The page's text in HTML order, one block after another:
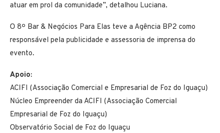
atuar em prol da comunidade”, detalhou Luciana.
O 8º Bar & Negócios Para Elas teve a Agência BP2 como
responsável pela publicidade e assessoria de imprensa do
evento.
Apoio:
ACIFI (Associação Comercial e Empresarial de Foz do Iguaçu)
Núcleo Empreender da ACIFI (Associação Comercial
Empresarial de Foz do Iguaçu)
Observatório Social de Foz do Iguaçu